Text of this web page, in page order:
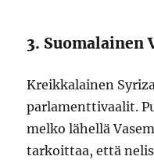
3. Suomalainen
Kreikkalainen
parlamenttivaalit.
melko lähellä
tarkoittaa, että